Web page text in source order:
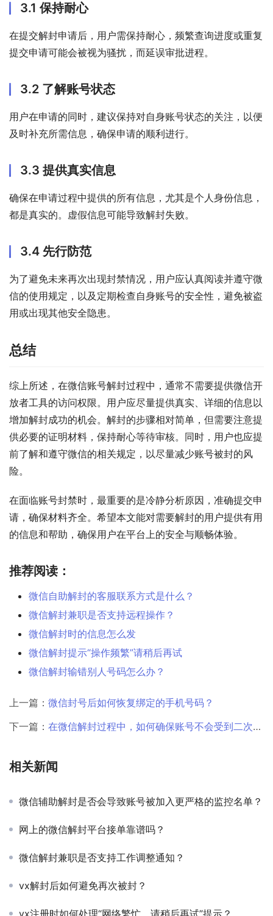
3.1 保持耐心
在提交解封申请后，用户需保持耐心，频繁查询进度或重复
提交申请可能会被视为骚扰，而延误审批进程。
3.2 了解账号状态
用户在申请的同时，建议保持对自身账号状态的关注，以便
及时补充所需信息，确保申请的顺利进行。
3.3 提供真实信息
确保在申请过程中提供的所有信息，尤其是个人身份信息，
都是真实的。虚假信息可能导致解封失败。
3.4 先行防范
为了避免未来再次出现封禁情况，用户应认真阅读并遵守微
信的使用规定，以及定期检查自身账号的安全性，避免被盗
用或出现其他安全隐患。
总结
综上所述，在微信账号解封过程中，通常不需要提供微信开
放者工具的访问权限。用户应尽量提供真实、详细的信息以
增加解封成功的机会。解封的步骤相对简单，但需要注意提
供必要的证明材料，保持耐心等待审核。同时，用户也应提
前了解和遵守微信的相关规定，以尽量减少账号被封的风
险。
在面临账号封禁时，最重要的是冷静分析原因，准确提交申
请，确保材料齐全。希望本文能对需要解封的用户提供有用
的信息和帮助，确保用户在平台上的安全与顺畅体验。
推荐阅读：
微信自助解封的客服联系方式是什么？
微信解封兼职是否支持远程操作？
微信解封时的信息怎么发
微信解封提示“操作频繁”请稍后再试
微信解封输错别人号码怎么办？
上一篇： 微信封号后如何恢复绑定的手机号码？
下一篇： 在微信解封过程中，如何确保账号不会受到二次惩罚？
相关新闻
微信辅助解封是否会导致账号被加入更严格的监控名单？
网上的微信解封平台接单靠谱吗？
微信解封兼职是否支持工作调整通知？
vx解封后如何避免再次被封？